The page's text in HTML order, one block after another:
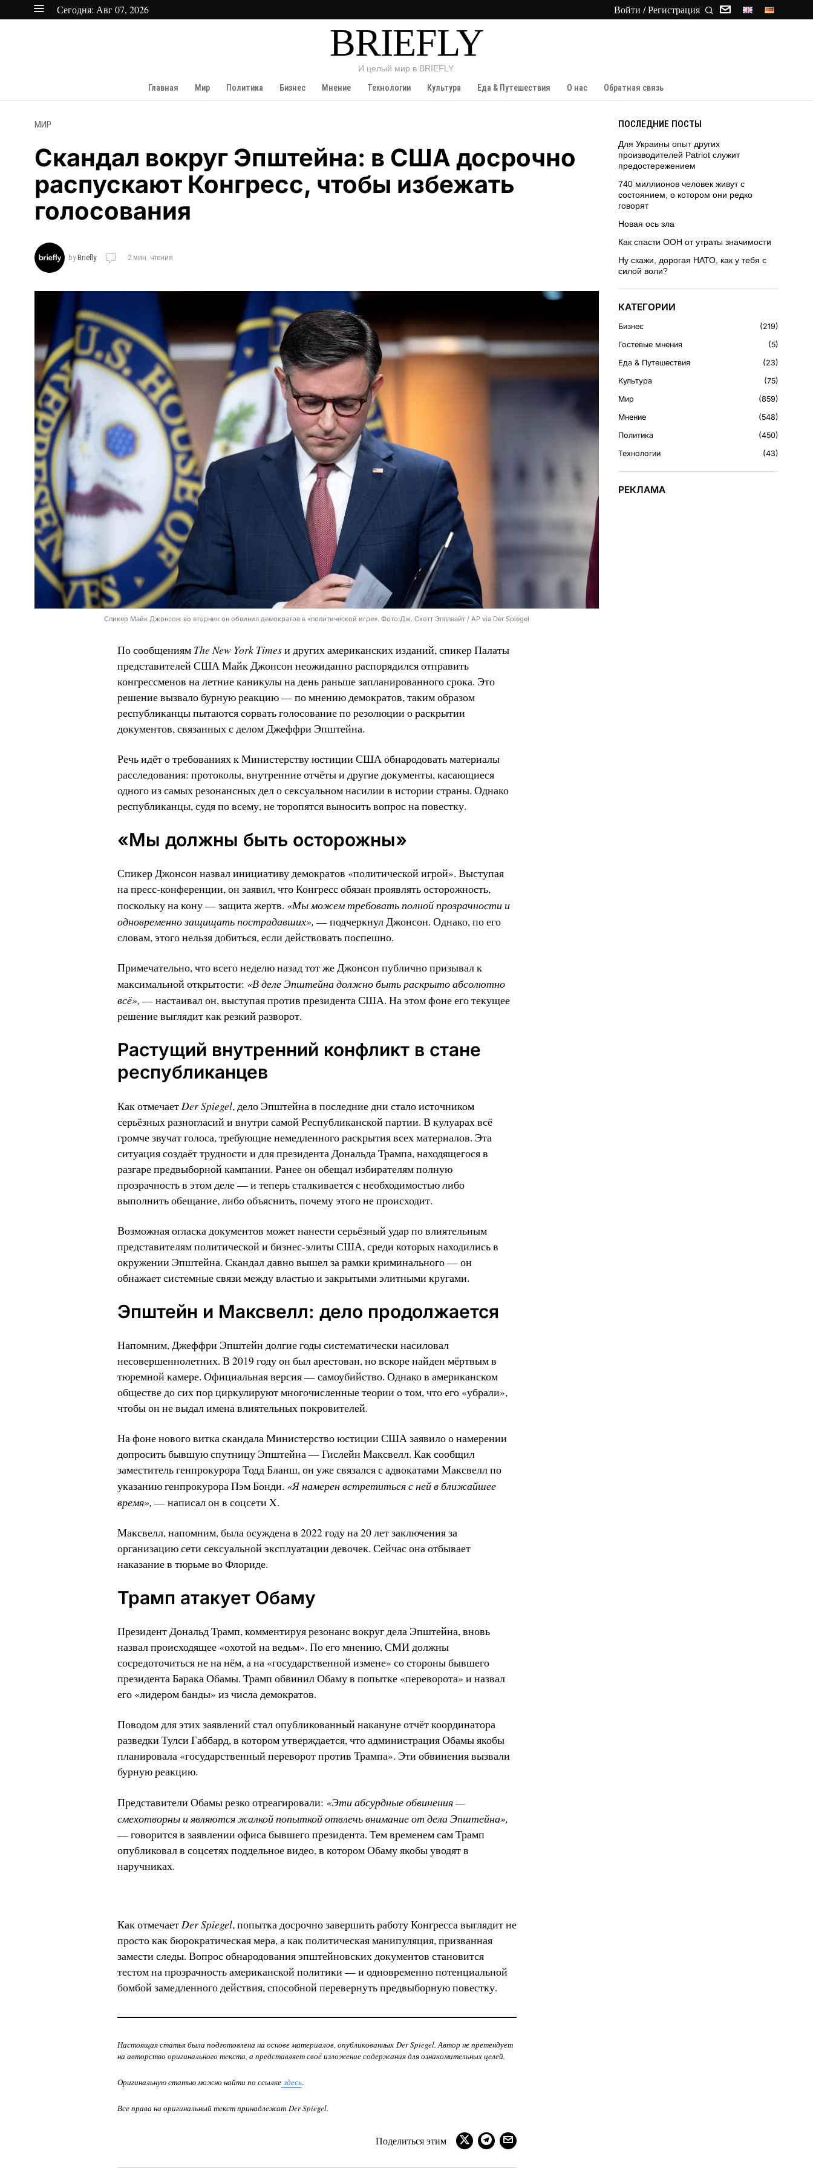
Сегодня: Авг 07, 2026 Войти / Регистрация
BRIEFLY
И целый мир в BRIEFLY.
Главная
Мир Политика Бизнес Мнение Технологии Культура Еда & Путешествия О нас Обратная связь
МИР
Скандал вокруг Эпштейна: в США досрочно
распускают Конгресс, чтобы избежать
голосования
byBriefly 2 мин. чтения
Спикер Майк Джонсон: во вторник он обвинил демократов в «политической игре». Фото:Дж. Скотт Эпплвайт / AP via Der Spiegel
По сообщениям The New York Timesи других американских изданий, спикер Палаты
представителей США Майк Джонсон неожиданно распорядился отправить
конгрессменов на летние каникулы на день раньше запланированного срока. Это
решение вызвало бурную реакцию — по мнению демократов, таким образом
республиканцы пытаются сорвать голосование по резолюции о раскрытии
документов, связанных с делом Джеффри Эпштейна.
Речь идёт о требованиях к Министерству юстиции США обнародовать материалы
расследования: протоколы, внутренние отчёты и другие документы, касающиеся
одного из самых резонансных дел о сексуальном насилии в истории страны. Однако
республиканцы, судя по всему, не торопятся выносить вопрос на повестку.
«Мы должны быть осторожны»
Спикер Джонсон назвал инициативу демократов «политической игрой». Выступая
на пресс-конференции, он заявил, что Конгресс обязан проявлять осторожность,
поскольку на кону — защита жертв. «Мы можем требовать полной прозрачности и
одновременно защищать пострадавших», — подчеркнул Джонсон. Однако, по его
словам, этого нельзя добиться, если действовать поспешно.
Примечательно, что всего неделю назад тот же Джонсон публично призывал к
максимальной открытости: «В деле Эпштейна должно быть раскрыто абсолютно
всё», — настаивал он, выступая против президента США. На этом фоне его текущее
решение выглядит как резкий разворот.
Растущий внутренний конфликт в стане
республиканцев
Как отмечает Der Spiegel, дело Эпштейна в последние дни стало источником
серьёзных разногласий и внутри самой Республиканской партии. В кулуарах всё
громче звучат голоса, требующие немедленного раскрытия всех материалов. Эта
ситуация создаёт трудности и для президента Дональда Трампа, находящегося в
разгаре предвыборной кампании. Ранее он обещал избирателям полную
прозрачность в этом деле — и теперь сталкивается с необходимостью либо
выполнить обещание, либо объяснить, почему этого не происходит.
Возможная огласка документов может нанести серьёзный удар по влиятельным
представителям политической и бизнес-элиты США, среди которых находились в
окружении Эпштейна. Скандал давно вышел за рамки криминального — он
обнажает системные связи между властью и закрытыми элитными кругами.
Эпштейн и Максвелл: дело продолжается
Напомним, Джеффри Эпштейн долгие годы систематически насиловал
несовершеннолетних. В 2019 году он был арестован, но вскоре найден мёртвым в
тюремной камере. Официальная версия — самоубийство. Однако в американском
обществе до сих пор циркулируют многочисленные теории о том, что его «убрали»,
чтобы он не выдал имена влиятельных покровителей.
На фоне нового витка скандала Министерство юстиции США заявило о намерении
допросить бывшую спутницу Эпштейна — Гислейн Максвелл. Как сообщил
заместитель генпрокурора Тодд Бланш, он уже связался с адвокатами Максвелл по
указанию генпрокурора Пэм Бонди. «Я намерен встретиться с ней в ближайшее
время», — написал он в соцсети X.
Максвелл, напомним, была осуждена в 2022 году на 20 лет заключения за
организацию сети сексуальной эксплуатации девочек. Сейчас она отбывает
наказание в тюрьме во Флориде.
Трамп атакует Обаму
Президент Дональд Трамп, комментируя резонанс вокруг дела Эпштейна, вновь
назвал происходящее «охотой на ведьм». По его мнению, СМИ должны
сосредоточиться не на нём, а на «государственной измене» со стороны бывшего
президента Барака Обамы. Трамп обвинил Обаму в попытке «переворота» и назвал
его «лидером банды» из числа демократов.
Поводом для этих заявлений стал опубликованный накануне отчёт координатора
разведки Тулси Габбард, в котором утверждается, что администрация Обамы якобы
планировала «государственный переворот против Трампа». Эти обвинения вызвали
бурную реакцию.
Представители Обамы резко отреагировали: «Эти абсурдные обвинения —
смехотворны и являются жалкой попыткой отвлечь внимание от дела Эпштейна»,
— говорится в заявлении офиса бывшего президента. Тем временем сам Трамп
опубликовал в соцсетях поддельное видео, в котором Обаму якобы уводят в
наручниках.
Как отмечает Der Spiegel, попытка досрочно завершить работу Конгресса выглядит не
просто как бюрократическая мера, а как политическая манипуляция, призванная
замести следы. Вопрос обнародования эпштейновских документов становится
тестом на прозрачность американской политики — и одновременно потенциальной
бомбой замедленного действия, способной перевернуть предвыборную повестку.
Настоящая статья была подготовлена на основе материалов, опубликованных Der Spiegel. Автор не претендует
на авторство оригинального текста, а представляет своё изложение содержания для ознакомительных целей.
Оригинальную статью можно найти по ссылкездесь.
Все права на оригинальный текст принадлежат Der Spiegel.
Поделиться этим
ПОСЛЕДНИЕ ПОСТЫ
Для Украины опыт других
производителей Patriot служит
предостережением
740 миллионов человек живут с
состоянием, о котором они редко
говорят
Новая ось зла
Как спасти ООН от утраты значимости
Ну скажи, дорогая НАТО, как у тебя с
силой воли?
КАТЕГОРИИ
Бизнес
219
Гостевые мнения
5
Еда & Путешествия
23
Культура
75
Мир
859
Мнение
548
Политика
450
Технологии
43
РЕКЛАМА